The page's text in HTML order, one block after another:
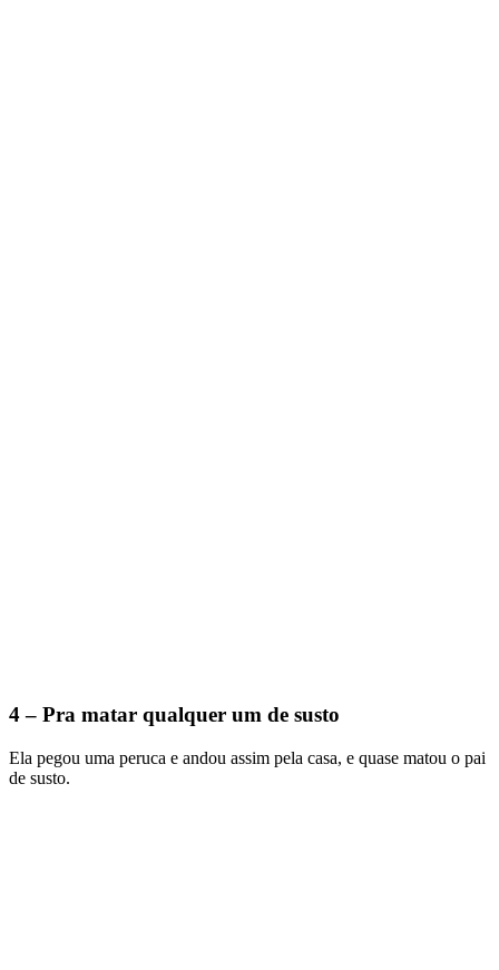
4 – Pra matar qualquer um de susto
Ela pegou uma peruca e andou assim pela casa, e quase matou o pai
de susto.